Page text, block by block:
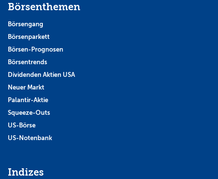
Börsenthemen
Börsengang
Börsenparkett
Börsen-Prognosen
Börsentrends
Dividenden Aktien USA
Neuer Markt
Palantir-Aktie
Squeeze-Outs
US-Börse
US-Notenbank
Indizes